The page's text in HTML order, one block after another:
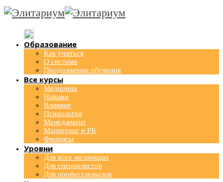
Образование
Как учиться
О системе
Продолжение обучения
Все курсы
Медицина
Навыки
Влияние
Психология
Менеджмент
Маркетинг и PR
Финансы
Уровни
Для всех желающих
Для специалистов
Для профессионалов